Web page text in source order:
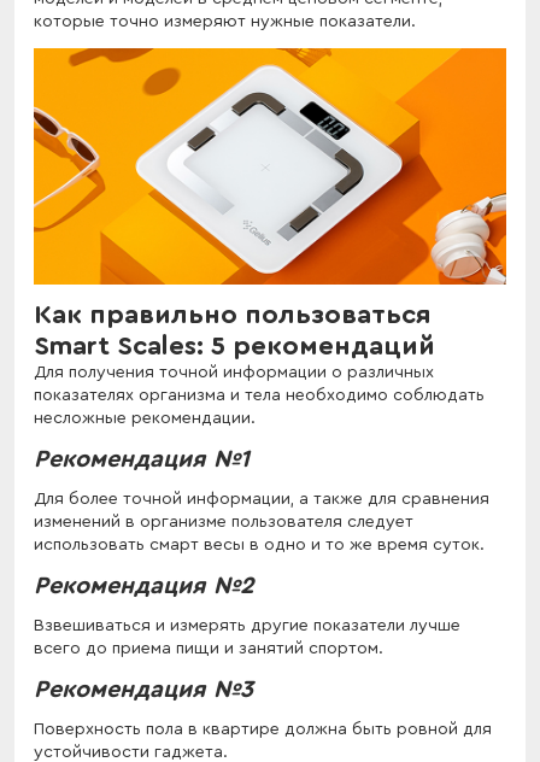
которые точно измеряют нужные показатели.
Как правильно пользоваться
Smart Scales: 5 рекомендаций
Для получения точной информации о различных
показателях организма и тела необходимо соблюдать
несложные рекомендации.
Рекомендация №1
Для более точной информации, а также для сравнения
изменений в организме пользователя следует
использовать смарт весы в одно и то же время суток.
Рекомендация №2
Взвешиваться и измерять другие показатели лучше
всего до приема пищи и занятий спортом.
Рекомендация №3
Поверхность пола в квартире должна быть ровной для
устойчивости гаджета.